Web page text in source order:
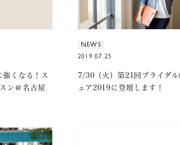
くなる！ス
ン＠名古屋
NEWS
2019.07.25
7/30（火）第21回ブライダ
ェア2019に登壇します！